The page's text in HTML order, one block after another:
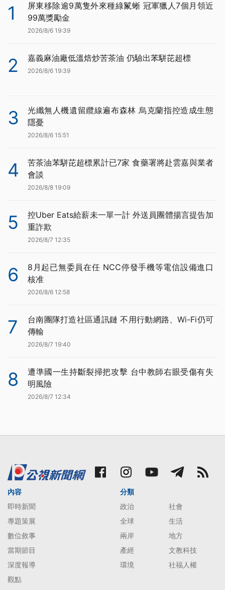
1
屏東移除逾9萬隻外來種綠鬣蜥 冠軍獵人7個月領近
99萬獎勵金
2026/8/6 19:39
2 嘉義麻油廠低溫焙炒苦茶油 仍驗出苯駢芘超標
2026/8/6 19:39
3
光纖無人機遺留纜線遍布森林 烏克蘭指控造成生態
隱憂
2026/8/6 15:51
4
苦茶油苯駢芘超標累計已7家 食藥署將赴雲嘉與業者
會談
2026/8/8 19:09
5
控Uber Eats給薪未一單一計 外送員團體揚言提告加
重詐欺
2026/8/7 12:35
6
8月起已無委員在任 NCC停發手機等電信設備進口
核准
2026/8/6 12:58
7
台南團隊打造社區通訊鏈 不用行動網路、Wi-Fi仍可
傳輸
2026/8/7 19:40
8
遭準國一生持斷裂掃把攻擊 台中教師右眼受傷有失
明風險
2026/8/7 12:34
內容
即時新聞
專題策展
數位敘事
當期節目
深度報導
觀點
分類
政治
社會
全球
生活
兩岸
地方
產經
文教科技
環境
社福人權